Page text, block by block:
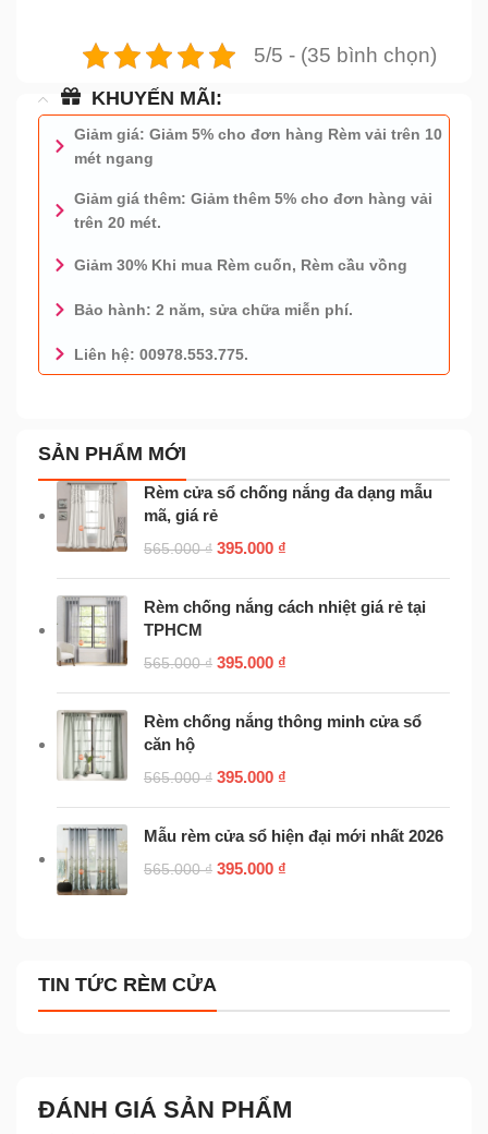
5/5 - (35 bình chọn)
KHUYẾN MÃI:
Giảm giá: Giảm 5% cho đơn hàng Rèm vải trên 10
mét ngang
Giảm giá thêm: Giảm thêm 5% cho đơn hàng vải
trên 20 mét.
Giảm 30% Khi mua Rèm cuốn, Rèm cầu vồng
Bảo hành: 2 năm, sửa chữa miễn phí.
Liên hệ: 00978.553.775.
0978.553.775 - TƯ VẤN MIỄN PHÍ
SẢN PHẨM MỚI
Rèm cửa sổ chống nắng đa dạng mẫu
mã, giá rẻ
565.000₫ 395.000 ₫
Rèm chống nắng cách nhiệt giá rẻ tại
TPHCM
565.000₫ 395.000 ₫
Rèm chống nắng thông minh cửa sổ
căn hộ
565.000₫ 395.000 ₫
Mẫu rèm cửa sổ hiện đại mới nhất 2026
565.000₫ 395.000 ₫
TIN TỨC RÈM CỬA
ĐÁNH GIÁ SẢN PHẨM